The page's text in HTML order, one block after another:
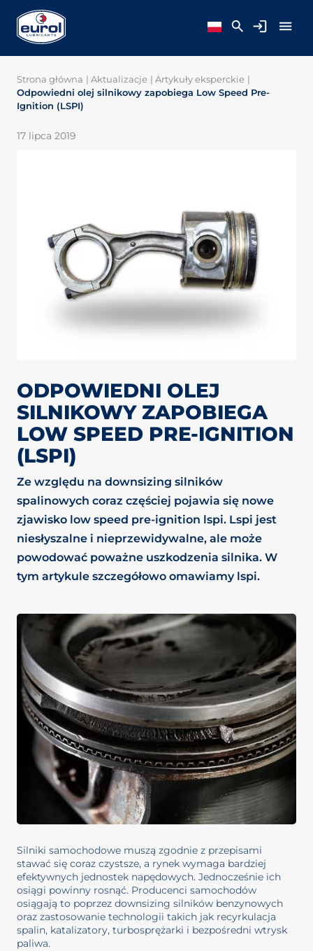
Strona główna | Aktualizacje | Artykuły eksperckie |
Odpowiedni olej silnikowy zapobiega Low Speed Pre-
Ignition (LSPI)
17 lipca 2019
ODPOWIEDNI OLEJ
SILNIKOWY ZAPOBIEGA
LOW SPEED PRE-IGNITION
(LSPI)
Ze względu na downsizing silników
spalinowych coraz częściej pojawia się nowe
zjawisko low speed pre-ignition lspi. Lspi jest
niesłyszalne i nieprzewidywalne, ale może
powodować poważne uszkodzenia silnika. W
tym artykule szczegółowo omawiamy lspi.
Silniki samochodowe muszą zgodnie z przepisami
stawać się coraz czystsze, a rynek wymaga bardziej
efektywnych jednostek napędowych. Jednocześnie ich
osiągi powinny rosnąć. Producenci samochodów
osiągają to poprzez downsizing silników benzynowych
oraz zastosowanie technologii takich jak recyrkulacja
spalin, katalizatory, turbosprężarki i bezpośredni wtrysk
paliwa.